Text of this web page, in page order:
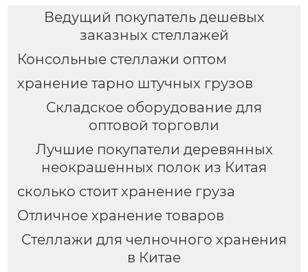
через
Ведущий покупатель дешевых
заказных стеллажей
Консольные стеллажи оптом
хранение тарно штучных грузов
Складское оборудование для
оптовой торговли
Лучшие покупатели деревянных
неокрашенных полок из Китая
сколько стоит хранение груза
Отличное хранение товаров
Стеллажи для челночного хранения
в Китае